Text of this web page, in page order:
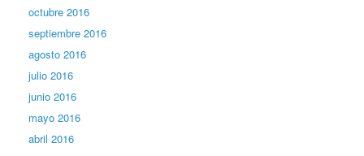
octubre 2016
septiembre 2016
agosto 2016
julio 2016
junio 2016
mayo 2016
abril 2016